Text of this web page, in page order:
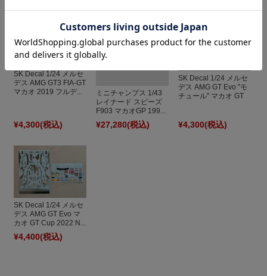
SK Decal 1/24 メルセ
デス AMG GT3 FIA-GT
マカオ 2019 フルデ...
¥4,300(税込)
ミニチャンプス 1/43
レイナード スピーズ
F903 マカオGP 199...
¥27,280(税込)
SK Decal 1/24 メルセ
デス AMG GT Evo "モ
チュール" マカオ GT
¥4,300(税込)
SK Decal 1/24 メルセ
デス AMG GT Evo マ
カオ GT Cup 2022 N...
¥4,400(税込)